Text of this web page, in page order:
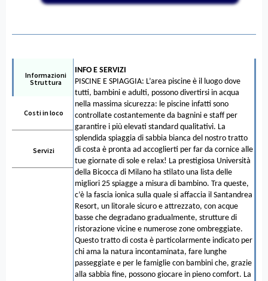
Informazioni
Struttura
Costi in loco
Servizi
INFO E SERVIZI
PISCINE E SPIAGGIA: L’area piscine è il luogo dove
tutti, bambini e adulti, possono divertirsi in acqua
nella massima sicurezza: le piscine infatti sono
controllate costantemente da bagnini e staff per
garantire i più elevati standard qualitativi. La
splendida spiaggia di sabbia bianca del nostro tratto
di costa è pronta ad accoglierti per far da cornice alle
tue giornate di sole e relax! La prestigiosa Università
della Bicocca di Milano ha stilato una lista delle
migliori 25 spiagge a misura di bambino. Tra queste,
c’è la fascia ionica sulla quale si affaccia il Santandrea
Resort, un litorale sicuro e attrezzato, con acque
basse che degradano gradualmente, strutture di
ristorazione vicine e numerose zone ombreggiate.
Questo tratto di costa è particolarmente indicato per
chi ama la natura incontaminata, fare lunghe
passeggiate e per le famiglie con bambini che, grazie
alla sabbia fine, possono giocare in pieno comfort. La